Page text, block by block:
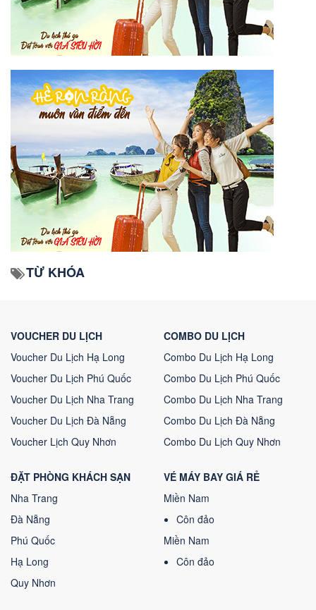
TỪ KHÓA
VOUCHER DU LỊCH
Voucher Du Lịch Hạ Long
Voucher Du Lịch Phú Quốc
Voucher Du Lịch Nha Trang
Voucher Du Lịch Đà Nẵng
Voucher Lịch Quy Nhơn
COMBO DU LỊCH
Combo Du Lịch Hạ Long
Combo Du Lịch Phú Quốc
Combo Du Lịch Nha Trang
Combo Du Lịch Đà Nẵng
Combo Du Lịch Quy Nhơn
ĐẶT PHÒNG KHÁCH SẠN
Nha Trang
Đà Nẵng
Phú Quốc
Hạ Long
Quy Nhơn
VÉ MÁY BAY GIÁ RẺ
Miền Nam
Côn đảo
Miền Nam
Côn đảo